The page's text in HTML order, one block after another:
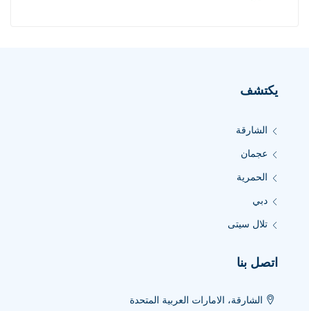
يكتشف
الشارقة
عجمان
الحمرية
دبي
تلال سيتى
اتصل بنا
الشارقة، الامارات العربية المتحدة